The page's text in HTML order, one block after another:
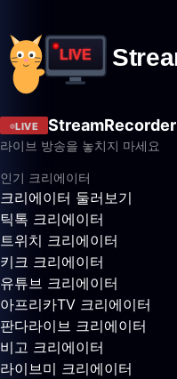
LIVE StreamRecorder
라이브 방송을 놓치지 마세요
인기 크리에이터
크리에이터 둘러보기
틱톡 크리에이터
트위치 크리에이터
키크 크리에이터
유튜브 크리에이터
아프리카TV 크리에이터
판다라이브 크리에이터
비고 크리에이터
라이브미 크리에이터